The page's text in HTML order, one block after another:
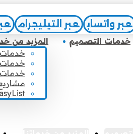
عبر واتساب عبر التيليجرام
خدمات التصميم
المزيد من
خدمات
خدمات
خدمات